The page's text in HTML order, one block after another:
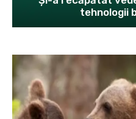
tehnologii